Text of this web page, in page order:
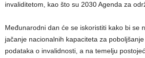
invaliditetom, kao što su 2030 Agenda za
Međunarodni dan će se iskoristiti kako bi se
jačanje nacionalnih kapaciteta za
podataka o invalidnosti, a na temelju